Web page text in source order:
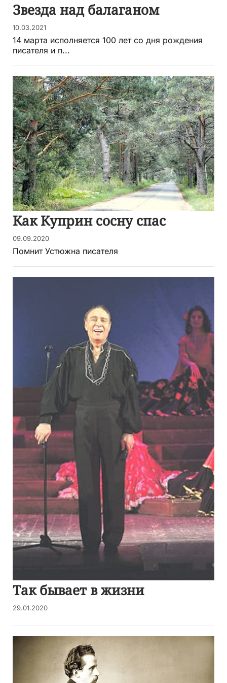
Звезда над балаганом
10.03.2021
14 марта исполняется 100 лет со дня рождения
писателя и п...
Как Куприн сосну спас
09.09.2020
Помнит Устюжна писателя
Так бывает в жизни
29.01.2020